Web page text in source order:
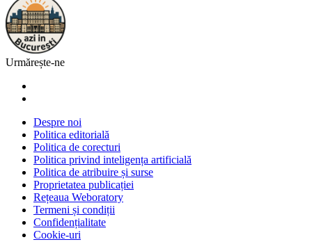
Urmărește-ne
Despre noi
Politica editorială
Politica de corecturi
Politica privind inteligența artificială
Politica de atribuire și surse
Proprietatea publicației
Rețeaua Weboratory
Termeni și condiții
Confidențialitate
Cookie-uri